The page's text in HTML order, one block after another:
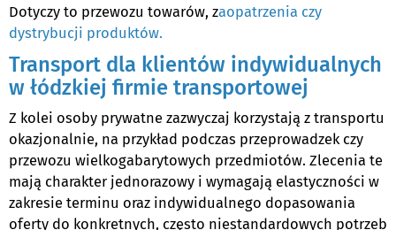
Dotyczy to przewozu towarów, zaopatrzenia czy
dystrybucji produktów.
Transport dla klientów indywidualnych
w łódzkiej firmie transportowej
Z kolei osoby prywatne zazwyczaj korzystają z transportu
okazjonalnie, na przykład podczas przeprowadzek czy
przewozu wielkogabarytowych przedmiotów. Zlecenia te
mają charakter jednorazowy i wymagają elastyczności w
zakresie terminu oraz indywidualnego dopasowania
oferty do konkretnych, często niestandardowych potrzeb